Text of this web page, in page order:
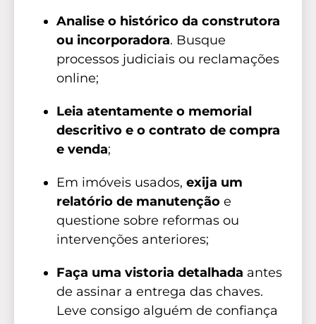
Analise o histórico da construtora
ou incorporadora. Busque
processos judiciais ou reclamações
online;
Leia atentamente o memorial
descritivo e o contrato de compra
e venda;
Em imóveis usados, exija um
relatório de manutenção e
questione sobre reformas ou
intervenções anteriores;
Faça uma vistoria detalhada antes
de assinar a entrega das chaves.
Leve consigo alguém de confiança